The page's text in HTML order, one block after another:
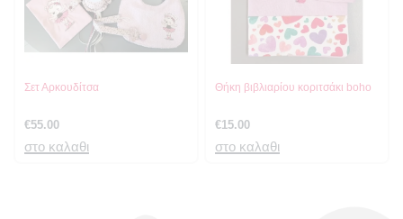
Σετ Αρκουδίτσα
€55.00
στο καλαθι
Θήκη βιβλιαρίου κοριτσάκι boho
€15.00
στο καλαθι